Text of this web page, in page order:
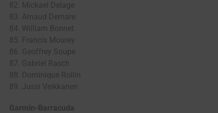
82. Mickael Delage
83. Arnaud Demare
84. William Bonnet
85. Francis Mourey
86. Geoffrey Soupe
87. Gabriel Rasch
88. Dominique Rollin
89. Jussi Veikkanen
Garmin-Barracuda